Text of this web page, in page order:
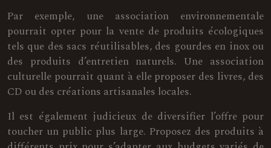
Par exemple, une association environnementale
pourrait opter pour la vente de produits écologiques
tels que des sacs réutilisables, des gourdes en inox ou
des produits d’entretien naturels. Une association
culturelle pourrait quant à elle proposer des livres, des
CD ou des créations artisanales locales.
Il est également judicieux de diversifier l’offre pour
toucher un public plus large. Proposez des produits à